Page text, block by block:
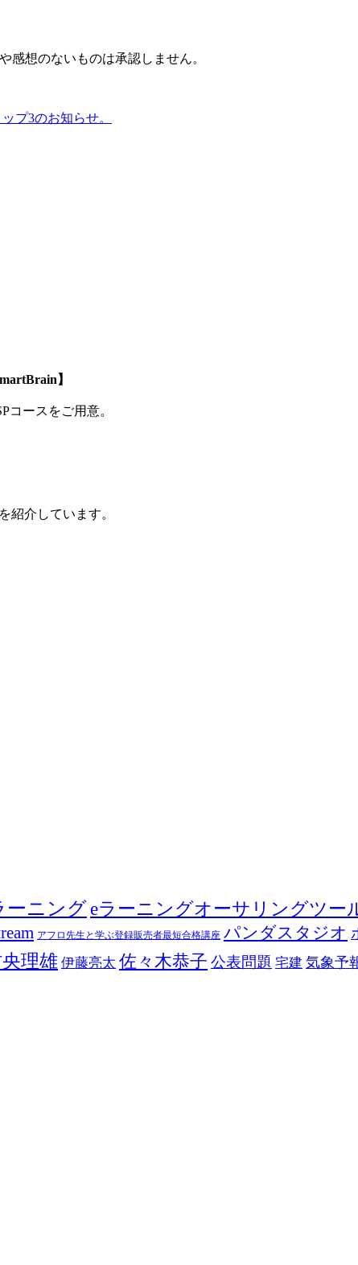
感想のないものは承認しません。
プ3のお知らせ。
】
コースをご用意。
紹介しています。
ーニング eラーニングオーサリングツー
アフロ先生と学ぶ登録販売者最短合格講座 パンダスタジオ
理雄 伊藤亮太 佐々木恭子 公表問題 宅建 気象予